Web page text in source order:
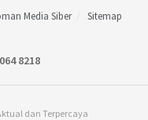
Media Siber Sitemap
8218
dan Terpercaya